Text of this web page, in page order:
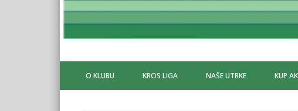
O KLUBU KROS LIGA NAŠE UTRKE KUP